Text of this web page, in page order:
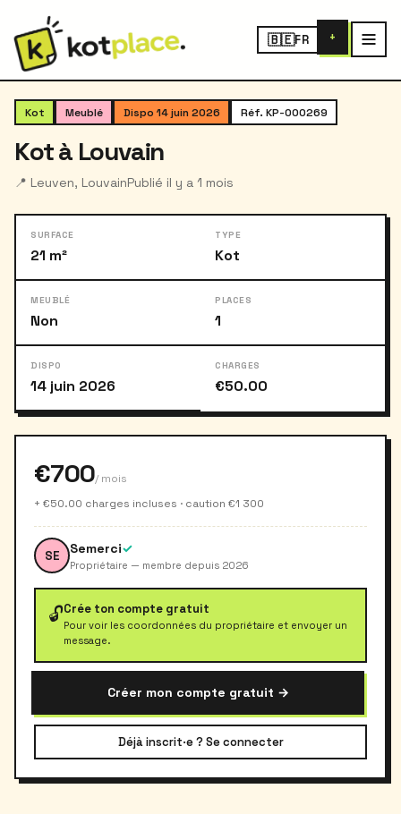
🇧🇪FR +
‹ ›
Kot Meublé Dispo 14 juin 2026 Réf. KP-000269
Kot à Louvain
📍 Leuven, LouvainPublié il y a 1 mois
SURFACE
21 m²
TYPE
Kot
MEUBLÉ
Non
PLACES
1
DISPO
14 juin 2026
CHARGES
€50.00
€700/ mois
+ €50.00 charges incluses · caution €1 300
SE Semerci✓
Propriétaire — membre depuis 2026
🔓Crée ton compte gratuit
Pour voir les coordonnées du propriétaire et envoyer un
message.
Créer mon compte gratuit →
Déjà inscrit·e ? Se connecter